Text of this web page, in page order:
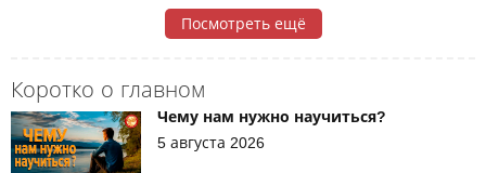
Коротко о главном
Чему нам нужно научиться?
5 августа 2026
Посмотреть ещё